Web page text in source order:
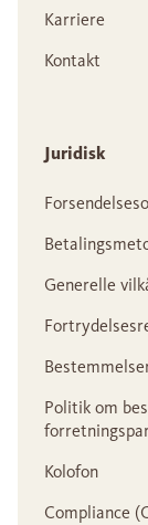
Karriere
Kontakt
Juridisk
Generelle
Politik om
Kolofon
Compliance